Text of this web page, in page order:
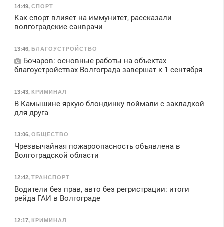
14:49, СПОРТ
Как спорт влияет на иммунитет, рассказали
волгоградские санврачи
13:46, БЛАГОУСТРОЙСТВО
Бочаров: основные работы на объектах
благоустройствах Волгограда завершат к 1 сентября
13:43, КРИМИНАЛ
В Камышине яркую блондинку поймали с закладкой
для друга
13:06, ОБЩЕСТВО
Чрезвычайная пожароопасность объявлена в
Волгоградской области
12:42, ТРАНСПОРТ
Водители без прав, авто без регристрации: итоги
рейда ГАИ в Волгограде
12:17, КРИМИНАЛ